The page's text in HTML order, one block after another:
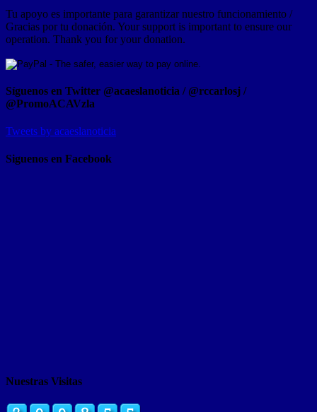
Tu apoyo es importante para garantizar nuestro funcionamiento /
Gracias por tu donación. Your support is important to ensure our
operation. Thank you for your donation.
Síguenos en Twitter @acaeslanoticia / @rccarlosj /
@PromoACAVzla
Tweets by acaeslanoticia
Siguenos en Facebook
Nuestras Visitas